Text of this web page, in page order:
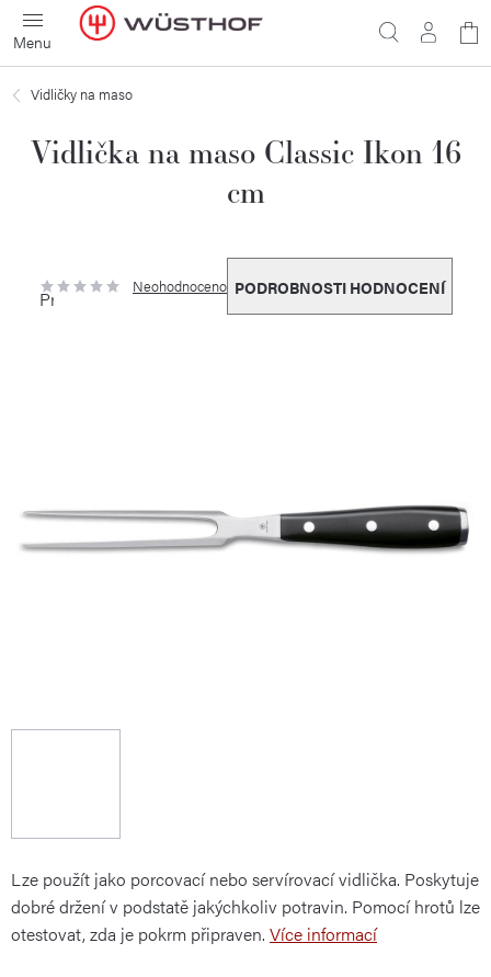
Přejít
na
obsah
Vidličky na maso
Vidlička na maso Classic Ikon 16
cm
Průměrné
hodnocení
Neohodnoceno PODROBNOSTI HODNOCENÍ
Lze použít jako porcovací nebo servírovací vidlička. Poskytuje
dobré držení v podstatě jakýchkoliv potravin. Pomocí hrotů lze
otestovat, zda je pokrm připraven. Více informací